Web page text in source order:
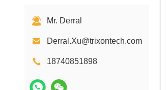
Mr. Derral
Derral.Xu@trixontech.com
18740851898